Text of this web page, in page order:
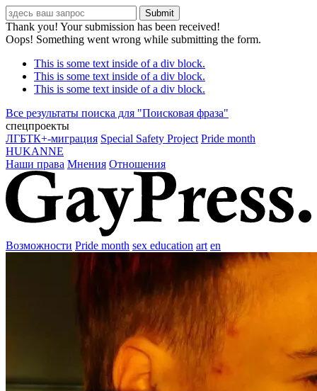
Thank you! Your submission has been received!
Oops! Something went wrong while submitting the form.
This is some text inside of a div block.
This is some text inside of a div block.
This is some text inside of a div block.
Все результаты поиска для "Поисковая фраза"
спецпроекты
ЛГБТК+-миграция Special Safety Project Pride month
HUKANNE
Наши права Мнения Отношения
Возможности Pride month sex education art en